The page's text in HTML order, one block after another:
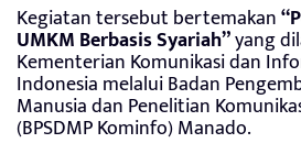
Kegiatan tersebut bertemakan
UMKM Berbasis Syariah”yang
Kementerian Komunikasi dan
Indonesia melalui Badan
Manusia dan Penelitian
(BPSDMP Kominfo) Manado.